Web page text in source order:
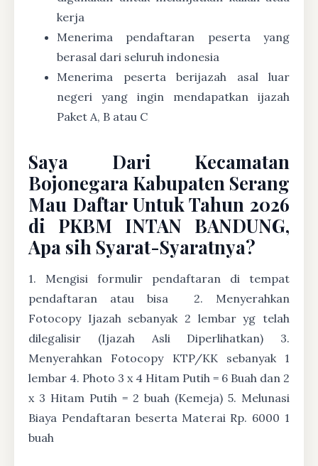
kerja
Menerima pendaftaran peserta yang
berasal dari seluruh indonesia
Menerima peserta berijazah asal luar
negeri yang ingin mendapatkan ijazah
Paket A, B atau C
Saya Dari Kecamatan
Bojonegara Kabupaten Serang
Mau Daftar Untuk Tahun 2026
di PKBM INTAN BANDUNG,
Apa sih Syarat-Syaratnya?
1. Mengisi formulir pendaftaran di tempat
pendaftaran atau bisa
2. Menyerahkan
Fotocopy Ijazah sebanyak 2 lembar yg telah
dilegalisir (Ijazah Asli Diperlihatkan) 3.
Menyerahkan Fotocopy KTP/KK sebanyak 1
lembar 4. Photo 3 x 4 Hitam Putih = 6 Buah dan 2
x 3 Hitam Putih = 2 buah (Kemeja) 5. Melunasi
Biaya Pendaftaran beserta Materai Rp. 6000 1
buah